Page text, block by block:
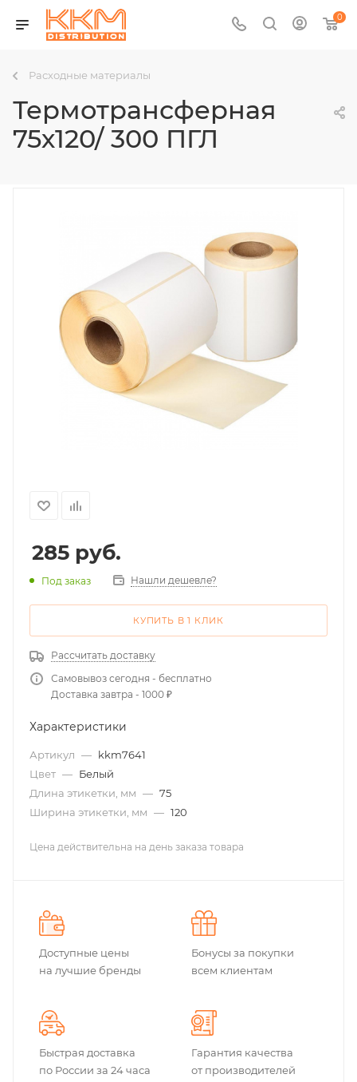
0
Расходные материалы
Термотрансферная
75х120/ 300 ПГЛ
285 руб.
Под заказ Нашли дешевле?
КУПИТЬ В 1 КЛИК
Рассчитать доставку
Самовывоз сегодня - бесплатно
Доставка завтра - 1000 ₽
Характеристики
Артикул — kkm7641
Цвет — Белый
Длина этикетки, мм — 75
Ширина этикетки, мм — 120
Цена действительна на день заказа товара
Доступные цены
на лучшие бренды
Бонусы за покупки
всем клиентам
Быстрая доставка
по России за 24 часа
Гарантия качества
от производителей